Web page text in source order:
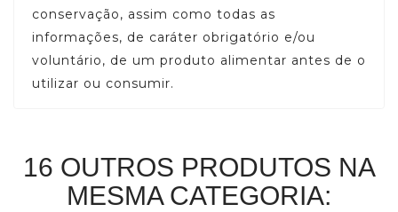
conservação, assim como todas as
informações, de caráter obrigatório e/ou
voluntário, de um produto alimentar antes de o
utilizar ou consumir.
16 OUTROS PRODUTOS NA
MESMA CATEGORIA: